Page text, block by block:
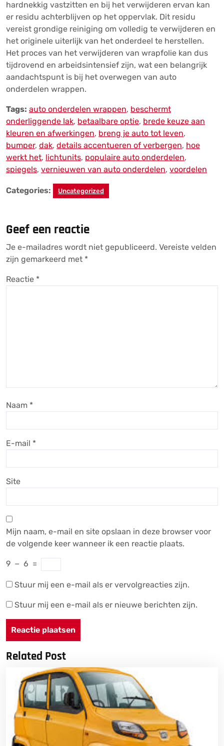
hardnekkig vastzitten en bij het verwijderen ervan kan
er residu achterblijven op het oppervlak. Dit residu
vereist grondige reiniging om volledig te verwijderen en
het originele uiterlijk van het onderdeel te herstellen.
Het proces van het verwijderen van wrapfolie kan dus
tijdrovend en arbeidsintensief zijn, wat een belangrijk
aandachtspunt is bij het overwegen van auto
onderdelen wrappen.
Tags: auto onderdelen wrappen, beschermt
onderliggende lak, betaalbare optie, brede keuze aan
kleuren en afwerkingen, breng je auto tot leven,
bumper, dak, details accentueren of verbergen, hoe
werkt het, lichtunits, populaire auto onderdelen,
spiegels, vernieuwen van auto onderdelen, voordelen
Categories: Uncategorized
Geef een reactie
Je e-mailadres wordt niet gepubliceerd. Vereiste velden
zijn gemarkeerd met *
Reactie *
Naam *
E-mail *
Site
Mijn naam, e-mail en site opslaan in deze browser voor
de volgende keer wanneer ik een reactie plaats.
9 − 6 =
Stuur mij een e-mail als er vervolgreacties zijn.
Stuur mij een e-mail als er nieuwe berichten zijn.
Related Post